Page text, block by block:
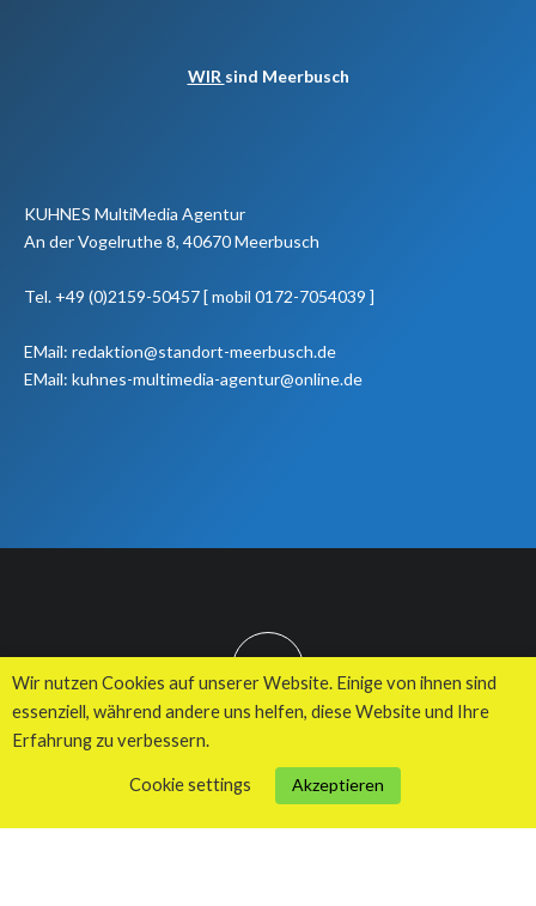
WIR sind Meerbusch
KUHNES MultiMedia Agentur
An der Vogelruthe 8, 40670 Meerbusch
Tel. +49 (0)2159-50457 [ mobil 0172-7054039 ]
EMail: redaktion@standort-meerbusch.de
EMail: kuhnes-multimedia-agentur@online.de
TOP
© 2026 Kuhnes MultiMedia Agentur
Wir nutzen Cookies auf unserer Website. Einige von ihnen sind
essenziell, während andere uns helfen, diese Website und Ihre
Erfahrung zu verbessern.
Cookie settings Akzeptieren